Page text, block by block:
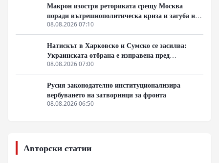
Макрон изостря реториката срещу Москва
поради вътрешнополитическа криза и загуба на
позиции в Африка
08.08.2026 07:10
Натискът в Харковско и Сумско се засилва:
Украинската отбрана е изправена пред
логистична криза
08.08.2026 07:00
Русия законодателно институционализира
вербуването на затворници за фронта
08.08.2026 06:50
Авторски статии